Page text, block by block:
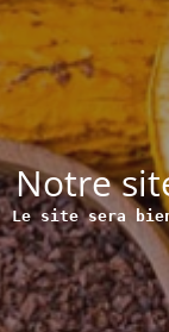
Notre
Le site sera